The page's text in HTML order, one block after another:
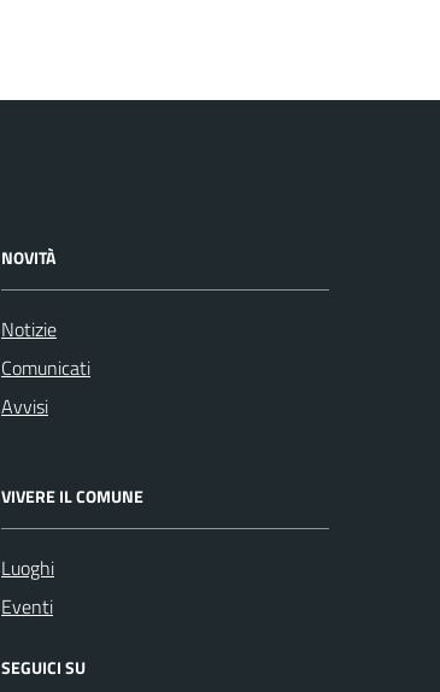
NOVITÀ
Notizie
Comunicati
Avvisi
VIVERE IL COMUNE
Luoghi
Eventi
SEGUICI SU